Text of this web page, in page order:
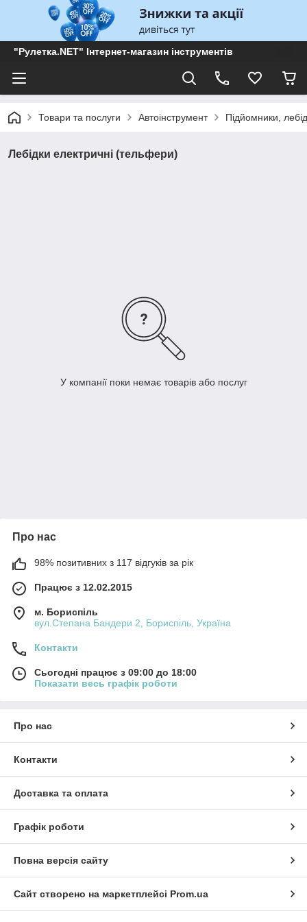
"Рулетка.NET" Інтернет-магазин інструментів
Товари та послуги Автоінструмент Підйомники,
Лебідки електричні (тельфери)
У компанії поки немає товарів або послуг
Про нас
98% позитивних з 117 відгуків за рік
Працює з 12.02.2015
м. Бориспіль
вул.Степана Бандери 2, Бориспіль, Україна
Контакти
Сьогодні працює з 09:00 до 18:00
Показати весь графік роботи
Про нас
Контакти
Доставка та оплата
Графік роботи
Повна версія сайту
Сайт створено на маркетплейсі Prom.ua